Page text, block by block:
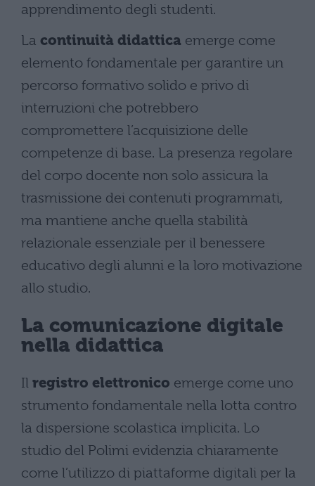
apprendimento degli studenti.
La continuità didattica emerge come
elemento fondamentale per garantire un
percorso formativo solido e privo di
interruzioni che potrebbero
compromettere l’acquisizione delle
competenze di base. La presenza regolare
del corpo docente non solo assicura la
trasmissione dei contenuti programmati,
ma mantiene anche quella stabilità
relazionale essenziale per il benessere
educativo degli alunni e la loro motivazione
allo studio.
La comunicazione digitale
nella didattica
Il registro elettronico emerge come uno
strumento fondamentale nella lotta contro
la dispersione scolastica implicita. Lo
studio del Polimi evidenzia chiaramente
come l’utilizzo di piattaforme digitali per la